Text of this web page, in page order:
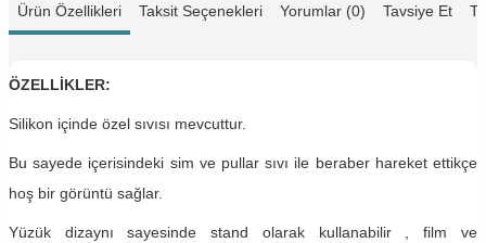
Ürün Özellikleri Taksit Seçenekleri Yorumlar (0) Tavsiye Et
ÖZELLİKLER:
Silikon içinde özel sıvısı mevcuttur.
Bu sayede içerisindeki sim ve pullar sıvı ile beraber hareket ettikçe
hoş bir görüntü sağlar.
Yüzük dizaynı sayesinde stand olarak kullanabilir , film ve